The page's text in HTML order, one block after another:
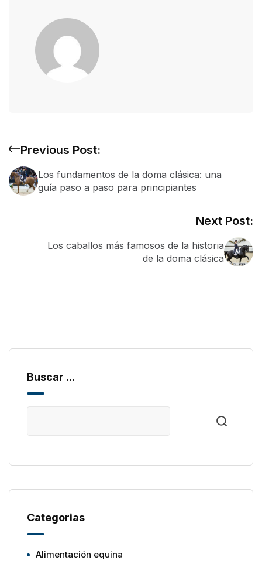
Previous Post:
Los fundamentos de la doma clásica: una
guía paso a paso para principiantes
Next Post:
Los caballos más famosos de la historia
de la doma clásica
Buscar ...
Categorias
Alimentación equina